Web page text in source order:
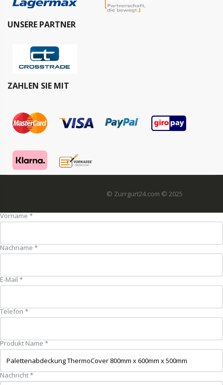
UNSERE PARTNER
ZAHLEN SIE MIT
© Zurrgurt24.com © 2025
Vorname *
Nachname *
E-Mail *
Telefon *
Produkt Name *
Nachricht *